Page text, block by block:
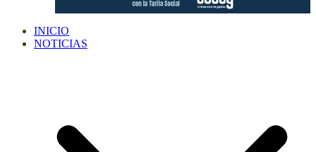
INICIO
NOTICIAS